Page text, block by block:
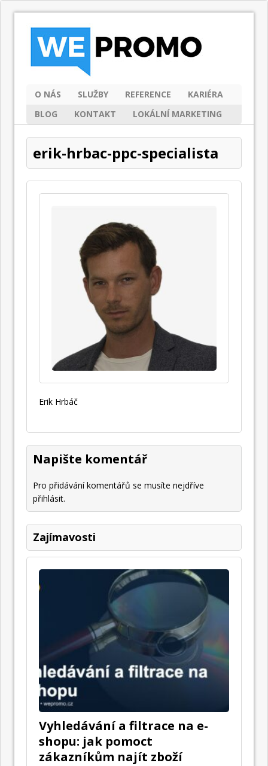
O NÁS SLUŽBY REFERENCE
KARIÉRA
BLOG
KONTAKT LOKÁLNÍ MARKETING
erik-hrbac-ppc-specialista
Erik Hrbáč
Napište komentář
Pro přidávání komentářů se musíte nejdříve
přihlásit.
Zajímavosti
Vyhledávání a filtrace na e-
shopu: jak pomoct
zákazníkům najít zboží